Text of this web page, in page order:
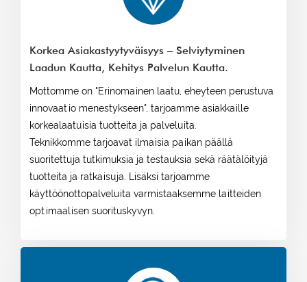
Korkea Asiakastyytyväisyys – Selviytyminen
Laadun Kautta, Kehitys Palvelun Kautta.
Mottomme on "Erinomainen laatu, eheyteen perustuva
innovaatio menestykseen", tarjoamme asiakkaille
korkealaatuisia tuotteita ja palveluita.
Teknikkomme tarjoavat ilmaisia ​​paikan päällä
suoritettuja tutkimuksia ja testauksia sekä räätälöityjä
tuotteita ja ratkaisuja. Lisäksi tarjoamme
käyttöönottopalveluita varmistaaksemme laitteiden
optimaalisen suorituskyvyn.